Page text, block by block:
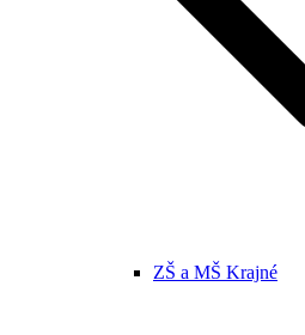
ZŠ a MŠ Krajné